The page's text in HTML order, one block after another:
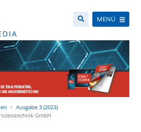
MENÜ
Ausgabe 3 (2023)
GmbH